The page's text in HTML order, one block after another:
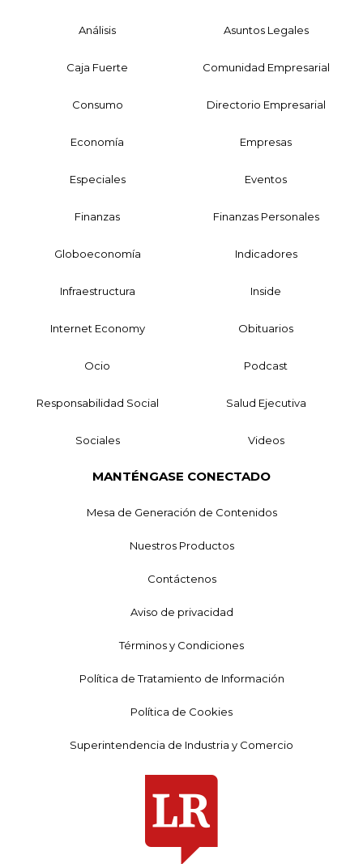
Análisis Asuntos Legales
Caja Fuerte Comunidad Empresarial
Consumo Directorio Empresarial
Economía Empresas
Especiales Eventos
Finanzas Finanzas Personales
Globoeconomía Indicadores
Infraestructura Inside
Internet Economy Obituarios
Ocio Podcast
Responsabilidad Social Salud Ejecutiva
Sociales Videos
MANTÉNGASE CONECTADO
Mesa de Generación de Contenidos
Nuestros Productos
Contáctenos
Aviso de privacidad
Términos y Condiciones
Política de Tratamiento de Información
Política de Cookies
Superintendencia de Industria y Comercio